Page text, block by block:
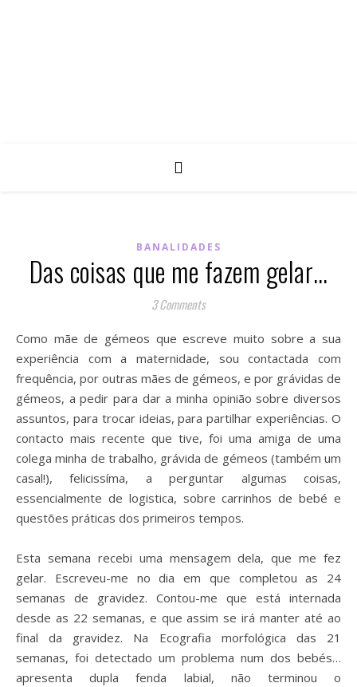
BANALIDADES
Das coisas que me fazem gelar…
3 Comments
Como mãe de gémeos que escreve muito sobre a sua
experiência com a maternidade, sou contactada com
frequência, por outras mães de gémeos, e por grávidas de
gémeos, a pedir para dar a minha opinião sobre diversos
assuntos, para trocar ideias, para partilhar experiências. O
contacto mais recente que tive, foi uma amiga de uma
colega minha de trabalho, grávida de gémeos (também um
casal!), felicissíma, a perguntar algumas coisas,
essencialmente de logistica, sobre carrinhos de bebé e
questões práticas dos primeiros tempos.
Esta semana recebi uma mensagem dela, que me fez
gelar. Escreveu-me no dia em que completou as 24
semanas de gravidez. Contou-me que está internada
desde as 22 semanas, e que assim se irá manter até ao
final da gravidez. Na Ecografia morfológica das 21
semanas, foi detectado um problema num dos bebés…
apresenta dupla fenda labial, não terminou o